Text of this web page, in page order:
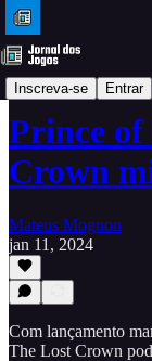
Inscreva-se Entrar
Análises
Prince of
Crown
Mateus Mognon
jan 11, 2024
Com lançamento
The Lost Crown